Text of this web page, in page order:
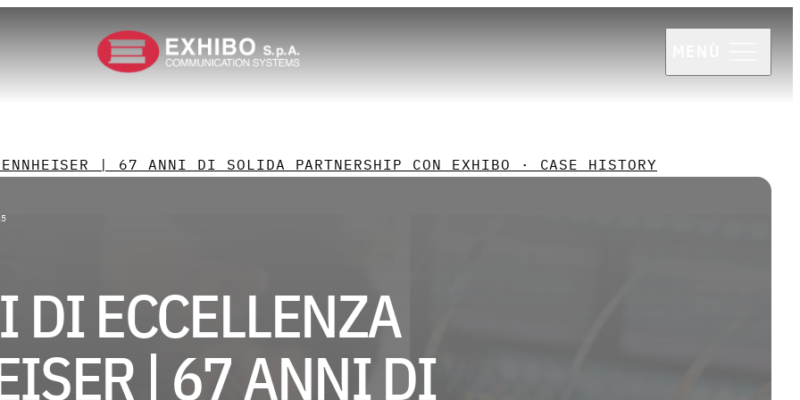
| 67 ANNI DI SOLIDA PARTNERSHIP CON EXHIBO · CASE HISTORY
ECCELLENZA
| 67 ANNI DI